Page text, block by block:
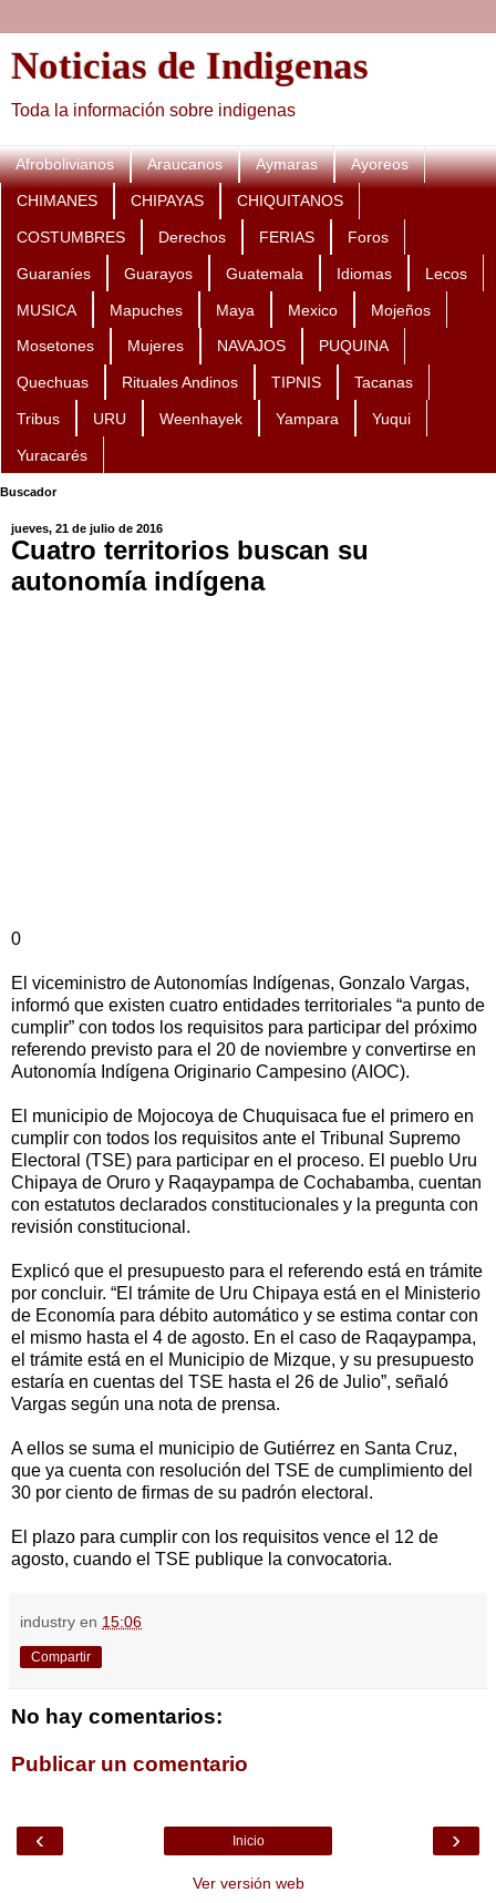
Noticias de Indigenas
Toda la información sobre indigenas
Afrobolivianos Araucanos Aymaras Ayoreos
CHIMANES CHIPAYAS CHIQUITANOS
COSTUMBRES Derechos FERIAS Foros
Guaraníes Guarayos Guatemala Idiomas Lecos
MUSICA Mapuches Maya Mexico Mojeños
Mosetones Mujeres NAVAJOS PUQUINA
Quechuas Rituales Andinos TIPNIS Tacanas
Tribus URU Weenhayek Yampara Yuqui
Yuracarés
Buscador
jueves, 21 de julio de 2016
Cuatro territorios buscan su
autonomía indígena
0
El viceministro de Autonomías Indígenas, Gonzalo Vargas,
informó que existen cuatro entidades territoriales “a punto de
cumplir” con todos los requisitos para participar del próximo
referendo previsto para el 20 de noviembre y convertirse en
Autonomía Indígena Originario Campesino (AIOC).
El municipio de Mojocoya de Chuquisaca fue el primero en
cumplir con todos los requisitos ante el Tribunal Supremo
Electoral (TSE) para participar en el proceso. El pueblo Uru
Chipaya de Oruro y Raqaypampa de Cochabamba, cuentan
con estatutos declarados constitucionales y la pregunta con
revisión constitucional.
Explicó que el presupuesto para el referendo está en trámite
por concluir. “El trámite de Uru Chipaya está en el Ministerio
de Economía para débito automático y se estima contar con
el mismo hasta el 4 de agosto. En el caso de Raqaypampa,
el trámite está en el Municipio de Mizque, y su presupuesto
estaría en cuentas del TSE hasta el 26 de Julio”, señaló
Vargas según una nota de prensa.
A ellos se suma el municipio de Gutiérrez en Santa Cruz,
que ya cuenta con resolución del TSE de cumplimiento del
30 por ciento de firmas de su padrón electoral.
El plazo para cumplir con los requisitos vence el 12 de
agosto, cuando el TSE publique la convocatoria.
industry en 15:06
Compartir
No hay comentarios:
Publicar un comentario
‹ ›
Inicio
Ver versión web